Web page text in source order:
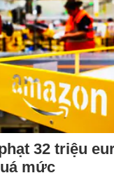
32 triệu
mức